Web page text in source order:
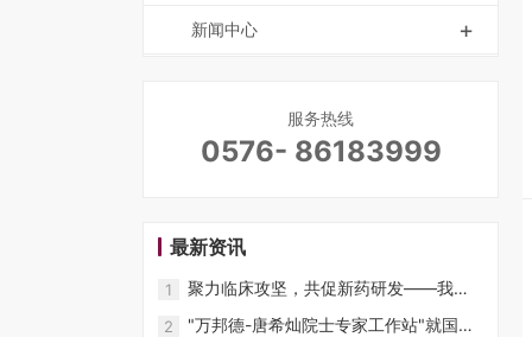
新闻中心 +
服务热线
0576- 86183999
最新资讯
1
聚力临床攻坚，共促新药研发——我司
团队拜访贾建平教授
2
"万邦德-唐希灿院士专家工作站"就国家